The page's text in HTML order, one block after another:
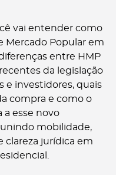
vai entender como
Mercado Popular em
entre HMP
da legislação
e investidores, quais
compra e como o
a esse novo
mobilidade,
clareza jurídica em